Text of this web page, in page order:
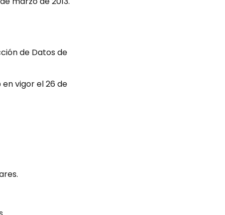
de Datos de
vigor el 26 de